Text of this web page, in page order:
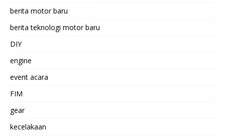
berita motor baru
berita teknologi motor baru
DIY
engine
event acara
FIM
gear
kecelakaan